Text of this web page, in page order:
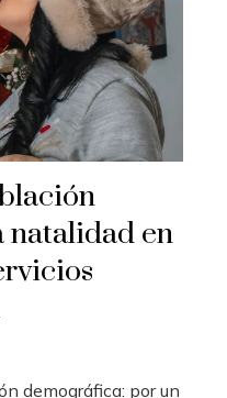
natalidad en
demográfica: por un